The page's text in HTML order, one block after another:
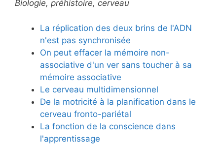
Biologie, préhistoire, cerveau
La réplication des deux brins de l'ADN
n'est pas synchronisée
On peut effacer la mémoire non-
associative d'un ver sans toucher à sa
mémoire associative
Le cerveau multidimensionnel
De la motricité à la planification dans le
cerveau fronto-pariétal
La fonction de la conscience dans
l'apprentissage